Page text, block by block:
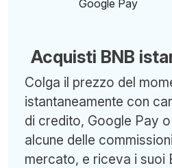
Acquisti BNB
Colga il prezzo del
istantaneamente con
di credito, Google Pay
alcune delle
mercato, e riceva i suoi